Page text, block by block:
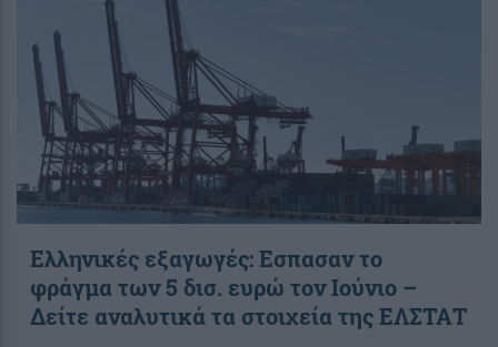
Ελληνικές εξαγωγές: Εσπασαν το
φράγμα των 5 δισ. ευρώ τον Ιούνιο –
Δείτε αναλυτικά τα στοιχεία της ΕΛΣΤΑΤ